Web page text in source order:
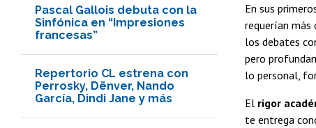
Pascal Gallois debuta con la
Sinfónica en “Impresiones
francesas”
Repertorio CL estrena con
Perrosky, Dënver, Nando
García, Dindi Jane y más
En sus
requerían más
los debates
pero
lo personal,
El rigor
te entrega